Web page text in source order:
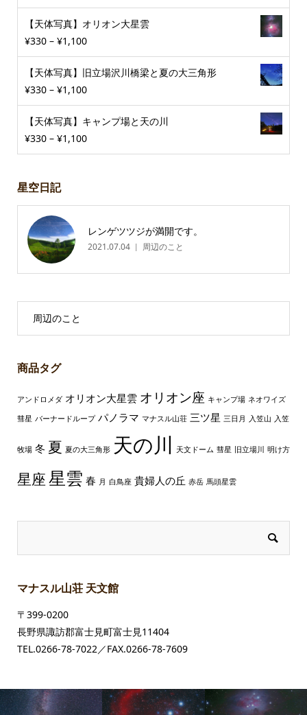
【天体写真】オリオン大星雲
¥330 – ¥1,100
【天体写真】旧立場沢川橋梁と夏の大三角形
¥330 – ¥1,100
【天体写真】キャンプ場と天の川
¥330 – ¥1,100
星空日記
レンゲツツジが満開です。
2021.07.04 周辺のこと
周辺のこと
商品タグ
アンドロメダ オリオン大星雲 オリオン座 キャンプ場 ネオワイズ
彗星 バーナードループ パノラマ マナスル山荘 三ツ星 三日月 入笠山 入笠
牧場 冬 夏 夏の大三角形 天の川 天文ドーム 彗星 旧立場川 明け方
星座星雲 春 月 白鳥座 貴婦人の丘 赤岳 馬頭星雲
マナスル山荘 天文館
〒399-0200
長野県諏訪郡富士見町富士見11404
TEL.0266-78-7022／FAX.0266-78-7609